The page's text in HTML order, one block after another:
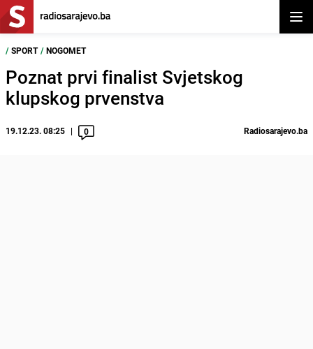
/ SPORT / NOGOMET
Poznat prvi finalist Svjetskog
klupskog prvenstva
19.12.23. 08:25 0 Radiosarajevo.ba